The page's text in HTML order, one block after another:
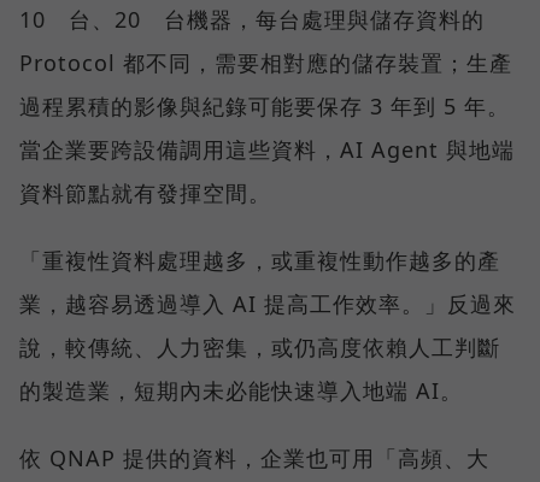
10 台、20 台機器，每台處理與儲存資料的
Protocol 都不同，需要相對應的儲存裝置；生產
過程累積的影像與紀錄可能要保存 3 年到 5 年。
當企業要跨設備調用這些資料，AI Agent 與地端
資料節點就有發揮空間。
「重複性資料處理越多，或重複性動作越多的產
業，越容易透過導入 AI 提高工作效率。」反過來
說，較傳統、人力密集，或仍高度依賴人工判斷
的製造業，短期內未必能快速導入地端 AI。
依 QNAP 提供的資料，企業也可用「高頻、大